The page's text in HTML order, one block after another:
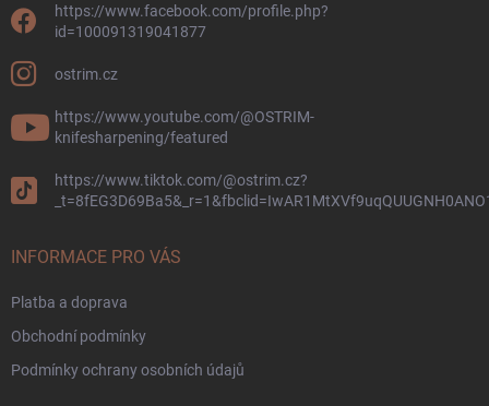
i
https://www.facebook.com/profile.php?
id=100091319041877
ostrim.cz
https://www.youtube.com/@OSTRIM-
knifesharpening/featured
https://www.tiktok.com/@ostrim.cz?
INFORMACE PRO VÁS
Platba a doprava
Obchodní podmínky
Podmínky ochrany osobních údajů